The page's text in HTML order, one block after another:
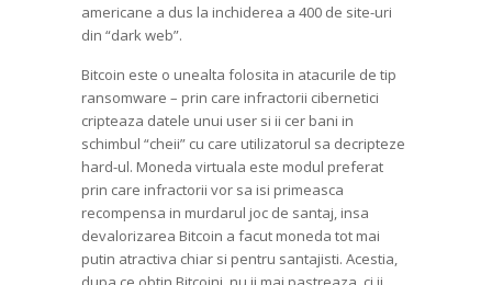
americane a dus la inchiderea a 400 de site-uri
din “dark web”.
Bitcoin este o unealta folosita in atacurile de tip
ransomware – prin care infractorii cibernetici
cripteaza datele unui user si ii cer bani in
schimbul “cheii” cu care utilizatorul sa decripteze
hard-ul. Moneda virtuala este modul preferat
prin care infractorii vor sa isi primeasca
recompensa in murdarul joc de santaj, insa
devalorizarea Bitcoin a facut moneda tot mai
putin atractiva chiar si pentru santajisti. Acestia,